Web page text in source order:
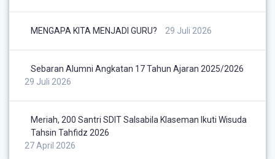
MENGAPA KITA MENJADI GURU? 29 Juli 2026
Sebaran Alumni Angkatan 17 Tahun Ajaran 2025/2026
29 Juli 2026
Meriah, 200 Santri SDIT Salsabila Klaseman Ikuti Wisuda
Tahsin Tahfidz 2026
27 April 2026